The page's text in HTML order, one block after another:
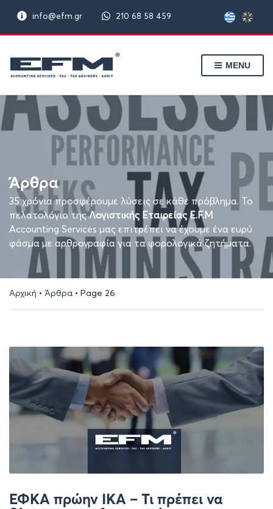
info@efm.gr 210 68 58 459
MENU
Άρθρα
35 χρόνια προσφέρουμε λύσεις σε κάθε πρόβλημα. Το
πελατολόγιο τηςΛογιστικής Εταιρείας E.F.M
Accounting Services μας επιτρέπει να έχουμε ένα ευρύ
φάσμα με αρθρογραφία για τα φορολογικά ζητήματα.
Αρχική • Άρθρα • Page 26
ΕΦΚΑ πρώην ΙΚΑ – Τι πρέπει να